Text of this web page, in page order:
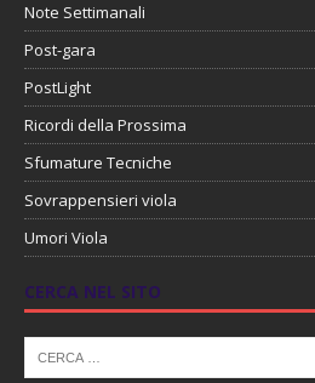
Note Settimanali
Post-gara
PostLight
Ricordi della Prossima
Sfumature Tecniche
Sovrappensieri viola
Umori Viola
CERCA NEL SITO